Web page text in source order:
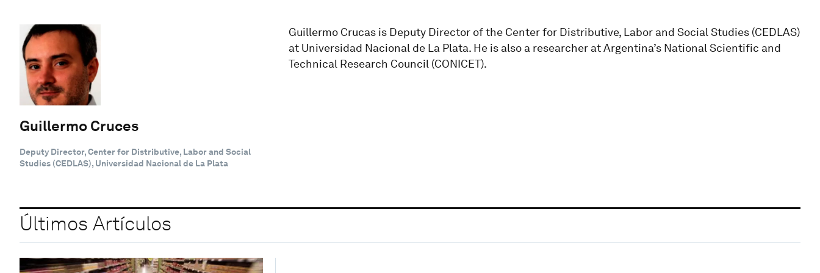
Guillermo Cruces
Deputy Director, Center for Distributive, Labor and Social
Studies (CEDLAS), Universidad Nacional de La Plata
Guillermo Crucas is Deputy Director of the Center for Distributive, Labor and Social Studies (CEDLAS)
at Universidad Nacional de La Plata. He is also a researcher at Argentina’s National Scientific and
Technical Research Council (CONICET).
Últimos Artículos